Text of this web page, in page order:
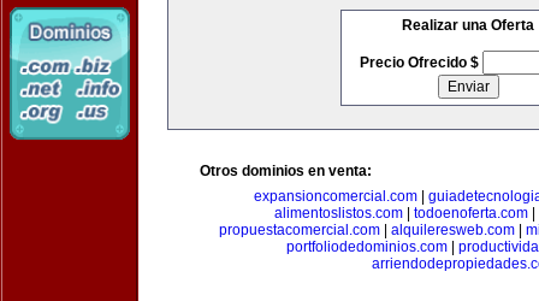
Realizar una Oferta
Precio Ofrecido $
Otros dominios en venta:
expansioncomercial.com|
alimentoslistos.com| todoenoferta.com|
propuestacomercial.com
alquileresweb.com
portfoliodedominios.com